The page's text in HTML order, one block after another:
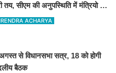
तय, सीएम की अनुपस्थिति में मंत्रियो की
तय ACHARYA
से विधानसभा सत्र, 18 को होगी
बैठक